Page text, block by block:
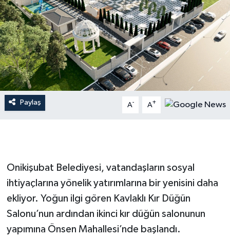
Paylaş A- A+
Onikişubat Belediyesi, vatandaşların sosyal
ihtiyaçlarına yönelik yatırımlarına bir yenisini daha
ekliyor. Yoğun ilgi gören Kavlaklı Kır Düğün
Salonu’nun ardından ikinci kır düğün salonunun
yapımına Önsen Mahallesi’nde başlandı.
İLÇE HABERLERİ
KÜLTÜR-SANAT
KSÜ
DÜNYA
ROPORTAJ
KADIN-AİLE
YEREL YÖNETİM
MEDYA